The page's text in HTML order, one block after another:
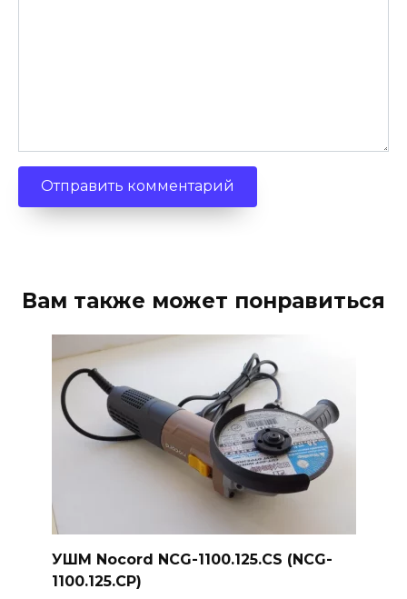
Вам также может понравиться
УШМ Nocord NCG-1100.125.CS (NCG-
1100.125.CP)